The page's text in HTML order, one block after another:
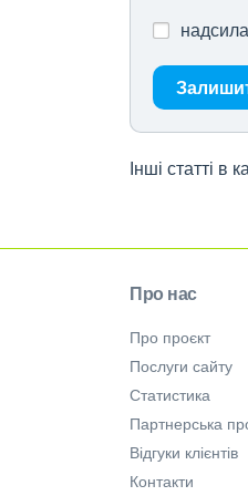
Інші статті в
Про нас
Про проєкт
Послуги сайту
Статистика
Партнерська
Відгуки клієнтів
Контакти